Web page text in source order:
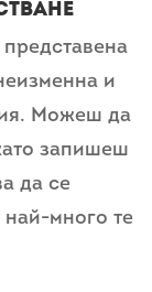
и
Можеш да
запишеш
да се
много те